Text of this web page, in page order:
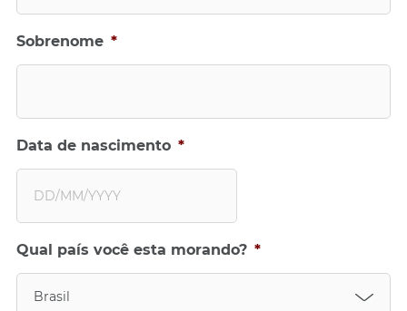
Sobrenome *
Data de nascimento *
D
b
Qual país você esta morando? *
Brasil